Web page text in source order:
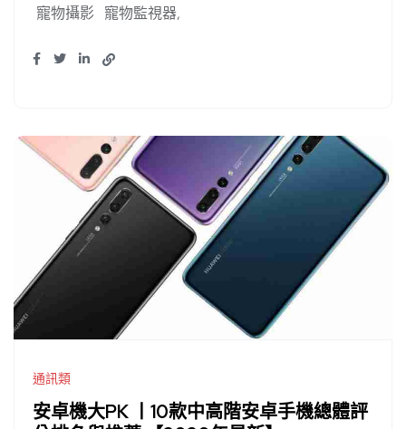
寵物攝影 寵物監視器
通訊類
安卓機大PK 丨10款中高階安卓手機總體評